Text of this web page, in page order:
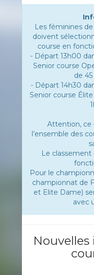
Les féminines
doivent
course en
- Départ 13h00
Senior course
de
- Départ 14h30
Senior course
Attention, ce
l’ensemble des
Le
Pour le
championnat de
et Elite Dame)
avec